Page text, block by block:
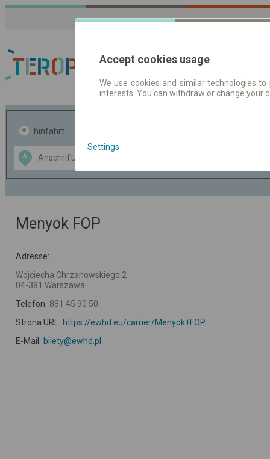
Fahrplandaten |
hinfahrt
A
Data CC-BY-SA
OpenStreetMap
GeoLite data by
Menyok FOP
Adresse:
Wojciecha Chrzanowskiego 2
04-381 Warszawa
Telefon: 881 45 90 50
Strona URL: https://ewhd.eu/carrier/Menyok+FOP
E-Mail: bilety@ewhd.pl
Accept cookies usage
We use cookies and similar technologies
interests. You can withdraw or change
Settings